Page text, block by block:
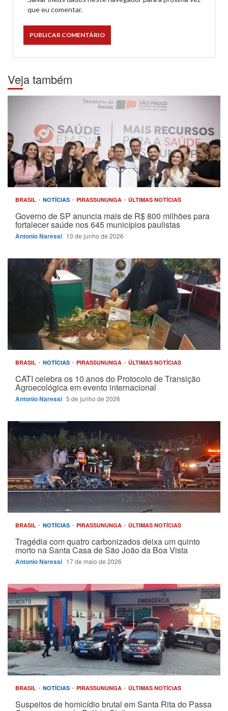
que eu comentar.
Veja também
BRASIL NOTÍCIAS PIRASSUNUNGA ÚLTIMAS NOTÍCIAS
Governo de SP anuncia mais de R$ 800 milhões para
fortalecer saúde nos 645 municípios paulistas
Antonio Naressi 10 de junho de 2026
BRASIL NOTÍCIAS PIRASSUNUNGA ÚLTIMAS NOTÍCIAS
CATI celebra os 10 anos do Protocolo de Transição
Agroecológica em evento internacional
Antonio Naressi 5 de junho de 2026
BRASIL NOTÍCIAS PIRASSUNUNGA ÚLTIMAS NOTÍCIAS
Tragédia com quatro carbonizados deixa um quinto
morto na Santa Casa de São João da Boa Vista
Antonio Naressi 17 de maio de 2026
BRASIL NOTÍCIAS PIRASSUNUNGA ÚLTIMAS NOTÍCIAS
Suspeitos de homicídio brutal em Santa Rita do Passa